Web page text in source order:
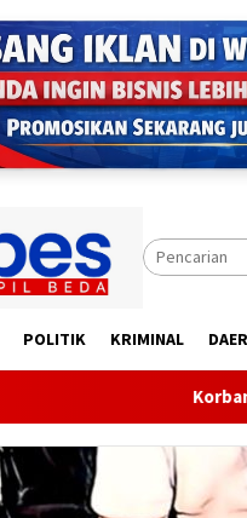
POLITIK KRIMINAL
Korban Lapor